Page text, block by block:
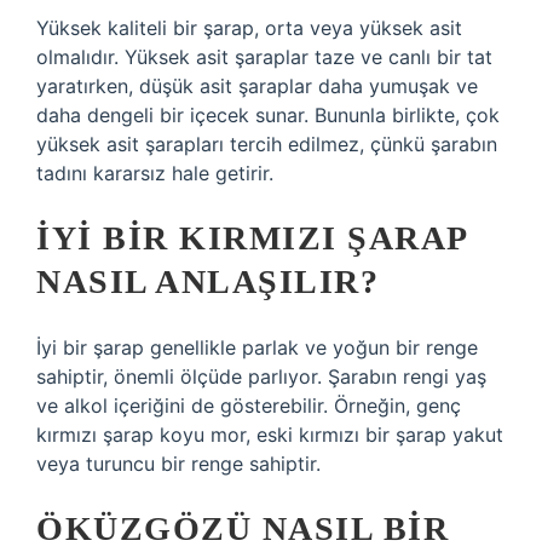
Yüksek kaliteli bir şarap, orta veya yüksek asit
olmalıdır. Yüksek asit şaraplar taze ve canlı bir tat
yaratırken, düşük asit şaraplar daha yumuşak ve
daha dengeli bir içecek sunar. Bununla birlikte, çok
yüksek asit şarapları tercih edilmez, çünkü şarabın
tadını kararsız hale getirir.
İYI BIR KIRMIZI ŞARAP
NASIL ANLAŞILIR?
İyi bir şarap genellikle parlak ve yoğun bir renge
sahiptir, önemli ölçüde parlıyor. Şarabın rengi yaş
ve alkol içeriğini de gösterebilir. Örneğin, genç
kırmızı şarap koyu mor, eski kırmızı bir şarap yakut
veya turuncu bir renge sahiptir.
ÖKÜZGÖZÜ NASIL BIR